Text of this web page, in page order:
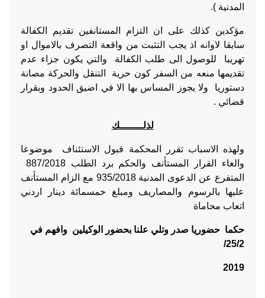
المدنية ).
مؤكدين كذلك على ان التزام المستانفين تقديم الكفالة
سابقا لاوانه اذ يجب التثبت من واقعة التصرف بالاموال او
تهريبا للوصول الى طلب الكفالة والتي يكون جزاء عدم
تقديمها منعه من السفر كون حرية التنقل والحركة مصانة
دستوريا ولا يجوز المساس بها الا في اضيق الحدود وبقرار
قضائي .
لذلــــــــك
ولهذه الاسباب تقرر المحكمة قبول الاستئناف موضوعا
المتفرع عن الدعوى المدنية 935/2018 مع الزام المستأنف
عليها بالرسوم والمصاريف ومبلغ خمسمائة دينار اردني
اتعاب محاماة
حكما حضوريا صدر وتلي علنا بحضور الوكيلين وافهم في
25/2
/
2019